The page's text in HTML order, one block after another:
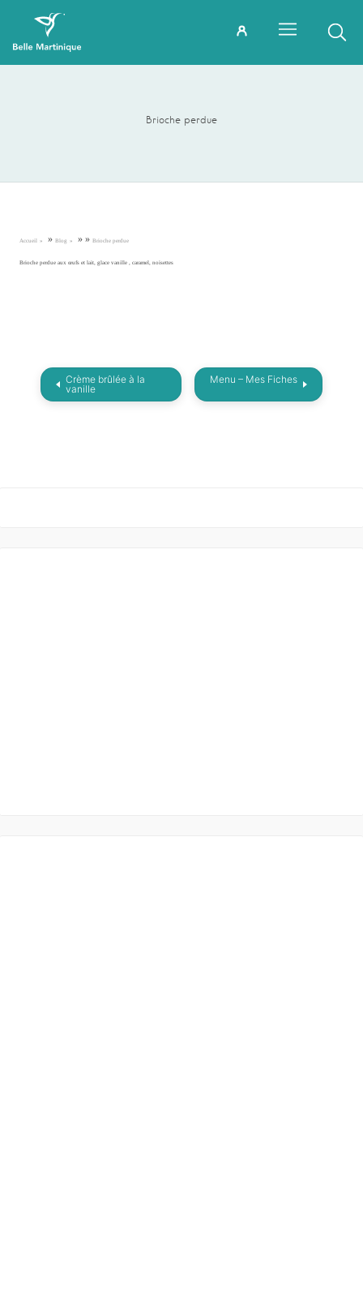
Brioche perdue
Accueil » Blog » » Brioche perdue
Brioche perdue aux œufs et lait, glace vanille , caramel, noisettes
Crème brûlée à la
vanille
Menu – Mes Fiches